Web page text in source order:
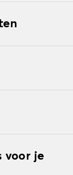
voor je